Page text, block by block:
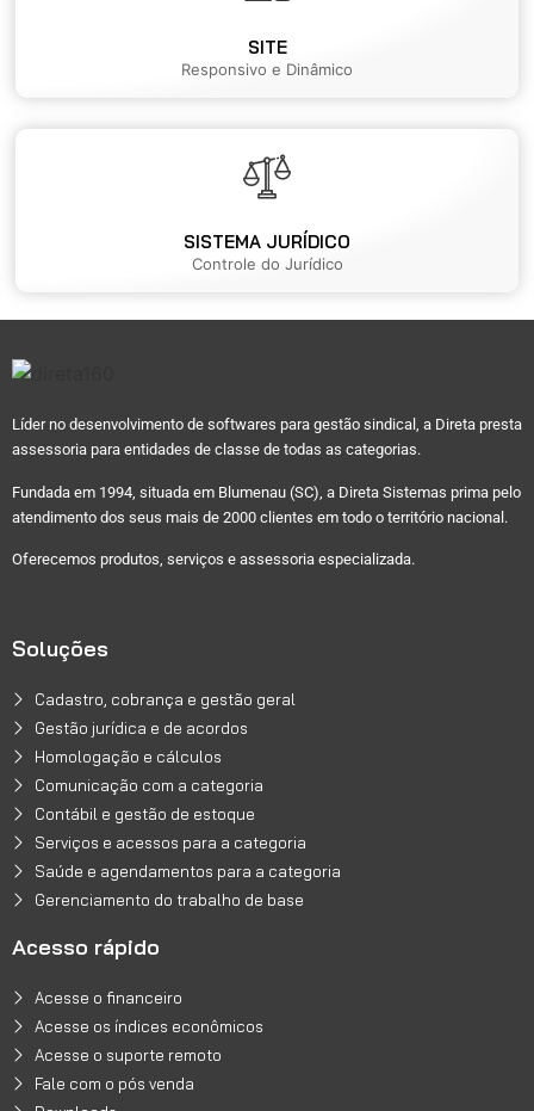
SITE
Responsivo e Dinâmico
SISTEMA JURÍDICO
Controle do Jurídico
Líder no desenvolvimento de softwares para gestão sindical, a Direta presta
assessoria para entidades de classe de todas as categorias.
Fundada em 1994, situada em Blumenau (SC), a Direta Sistemas prima pelo
atendimento dos seus mais de 2000 clientes em todo o território nacional.
Oferecemos produtos, serviços e assessoria especializada.
Soluções
Cadastro, cobrança e gestão geral
Gestão jurídica e de acordos
Homologação e cálculos
Comunicação com a categoria
Contábil e gestão de estoque
Serviços e acessos para a categoria
Saúde e agendamentos para a categoria
Gerenciamento do trabalho de base
Acesso rápido
Acesse o financeiro
Acesse os índices econômicos
Acesse o suporte remoto
Fale com o pós venda